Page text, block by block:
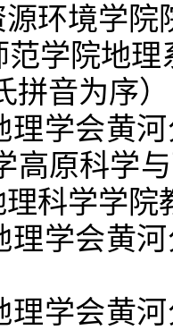
环境学院
范学院地理
拼音为序）
理学会黄
高原科学
科学学院
理学会黄
理学会黄